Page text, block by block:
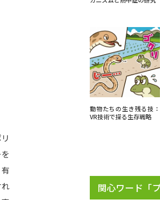
高等学校卒業
小学校教員資格認定試験
や特徴を調べる
科特集
スタート号特集ページ（高3生用）
動物たちの生き残る技：
VR技術で探る生存戦略
関心ワード「